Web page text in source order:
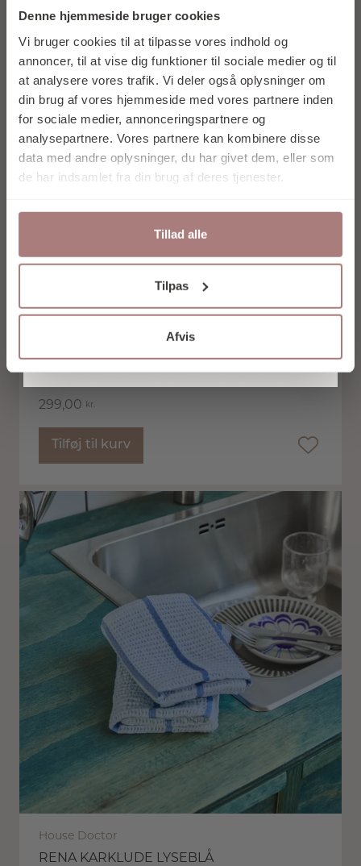
Denne hjemmeside bruger cookies
Vi bruger cookies til at tilpasse vores indhold og
annoncer, til at vise dig funktioner til sociale medier og til
at analysere vores trafik. Vi deler også oplysninger om
din brug af vores hjemmeside med vores partnere inden
for sociale medier, annonceringspartnere og
analysepartnere. Vores partnere kan kombinere disse
data med andre oplysninger, du har givet dem, eller som
de har indsamlet fra din brug af deres tjenester.
Tillad alle
Tilpas
Afvis
HAY
299,00 kr.
Tilføj til kurv
House Doctor
RENA KARKLUDE LYSEBLÅ
OG FÅ 10% I
RABAT PÅ DIT
FØRSTE KØB
Tilmeld mig nu
Nej tak
Ved at tilmelde dig accepterer du at
modtage e-mail marketing.
måneden, og du kan til enhver tid afmelde